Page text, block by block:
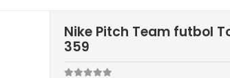
Nike Pitch Team futbol
359